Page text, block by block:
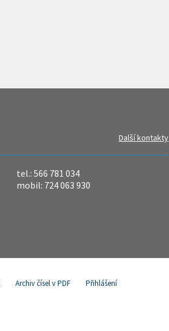
Další kontakty
tel.: 566 781 034
mobil: 724 063 930
Archiv čísel v PDF Přihlášení